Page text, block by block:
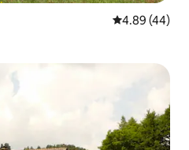
平均评分
4.89 (44)